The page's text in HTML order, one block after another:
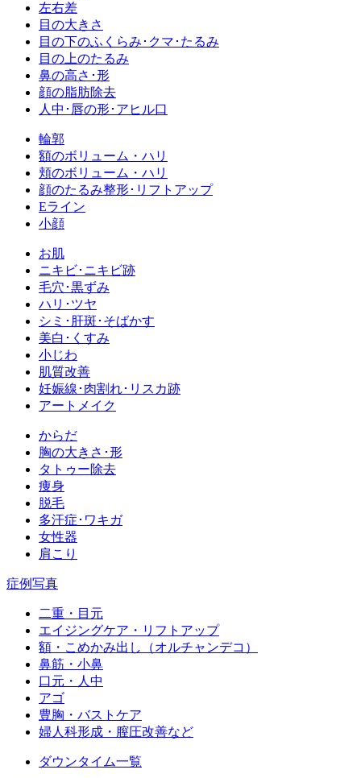
左右差
目の大きさ
目の下のふくらみ･クマ･たるみ
目の上のたるみ
鼻の高さ･形
顔の脂肪除去
人中･唇の形･アヒル口
輪郭
額のボリューム・ハリ
頬のボリューム・ハリ
顔のたるみ整形･リフトアップ
Eライン
小顔
お肌
ニキビ･ニキビ跡
毛穴･黒ずみ
ハリ･ツヤ
シミ･肝斑･そばかす
美白･くすみ
小じわ
肌質改善
妊娠線･肉割れ･リスカ跡
アートメイク
からだ
胸の大きさ･形
タトゥー除去
痩身
脱毛
多汗症･ワキガ
女性器
肩こり
症例写真
二重・目元
エイジングケア・リフトアップ
額・こめかみ出し（オルチャンデコ）
鼻筋・小鼻
口元・人中
アゴ
豊胸・バストケア
婦人科形成・膣圧改善など
ダウンタイム一覧